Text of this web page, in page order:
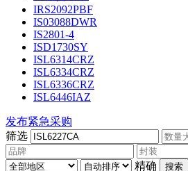
IRS2092PBF
IS03088DWR
IS2801-4
ISD1730SY
ISL6314CRZ
ISL6334CRZ
ISL6336CRZ
ISL6446IAZ
发布紧急采购
筛选
精确 搜索